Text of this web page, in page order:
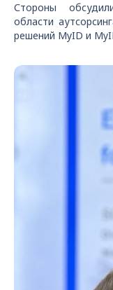
Стороны
области
решений MyID и